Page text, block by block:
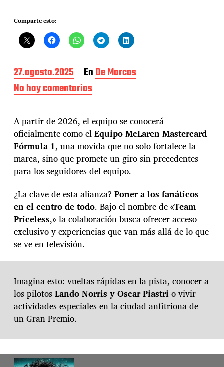
Comparte esto:
F
e
c
d
e
l
a
e
n
r
a
d
a
27.agosto.2025 EnDe Marcas
No hay comentariose
n
á
s
a
l
l
á
d
l
a
p
i
s
a
M
c
L
a
n
M
A partir de 2026, el equipo se conocerá
oficialmente como elEquipo McLaren Mastercard
Fórmula 1, una movida que no solo fortalece la
marca, sino que promete un giro sin precedentes
para los seguidores del equipo.
¿La clave de esta alianza? Poner a los fanáticos
en el centro de todo. Bajo el nombre de «Team
Priceless,» la colaboración busca ofrecer acceso
exclusivo y experiencias que van más allá de lo que
se ve en televisión.
Imagina esto: vueltas rápidas en la pista, conocer a
los pilotosLando Norris y Oscar Piastrio vivir
actividades especiales en la ciudad anfitriona de
un Gran Premio.